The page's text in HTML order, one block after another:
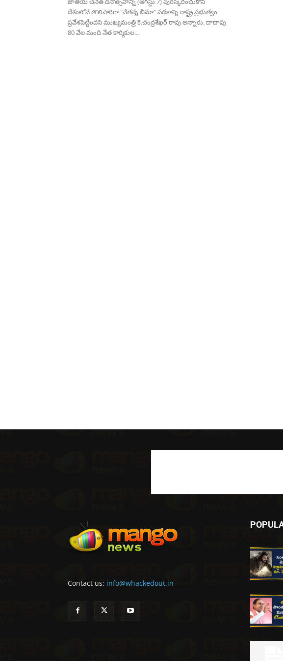
దేశంలోనే తొలిసారిగా "నేతన్న బీమా" పథకాన్ని రాష్ట్ర ప్రభుత్వం
ప్రవేశపెట్టిందని ముఖ్యమంత్రి కె.చంద్రశేఖర్ రావు అన్నారు. దాదాపు
80 వేల మంది నేత కార్మికుల...
Contact us: info@whackedout.in